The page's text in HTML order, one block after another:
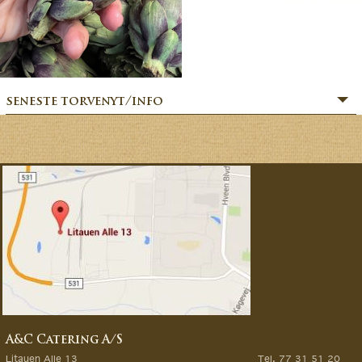
seneste torvenyt/info
» SOMMERHILSEN:
» BÆR-FEKT SOMMER!
» MERE MARKVÆRK MAGI:
» Sommerfesten er i gang:
» MAGIEN FRA MARKVÆRK:
» VORES EVENTYRLIGE VERDEN:
» FORÅRSFESTEN ER I GANG:
A&C Catering A/S
Litauen Alle 13
Tel. 77 31 51 20